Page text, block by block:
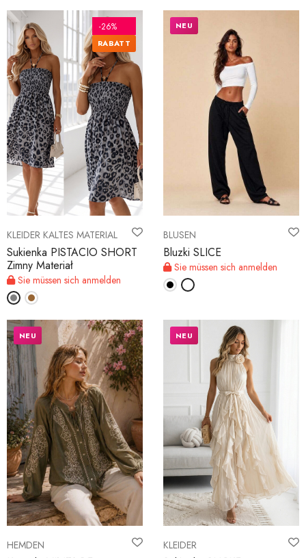
KLEIDER KALTES MATERIAL
Sukienka PISTACIO SHORT
Zimny Materiał
Sie müssen sich anmelden
-26%
RABATT
BLUSEN
Bluzki SLICE
Sie müssen sich anmelden
NEU
HEMDEN
NEU
KLEIDER
NEU